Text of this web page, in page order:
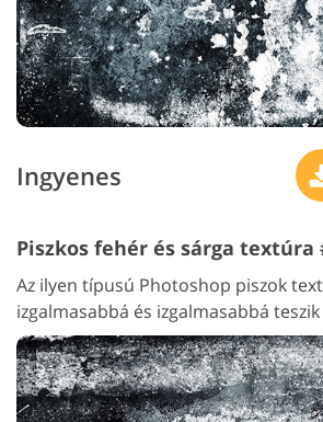
Ingyenes
Az ilyen típusú Photoshop piszok
izgalmasabbá és izgalmasabbá